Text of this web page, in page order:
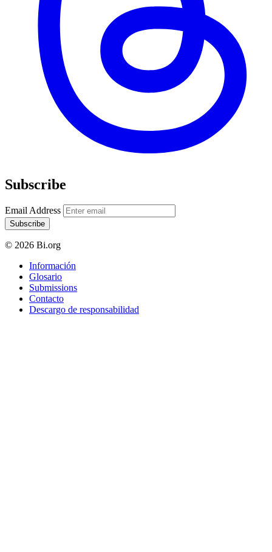
Subscribe
Email Address
Subscribe
© 2026 Bi.org
Información
Glosario
Submissions
Contacto
Descargo de responsabilidad